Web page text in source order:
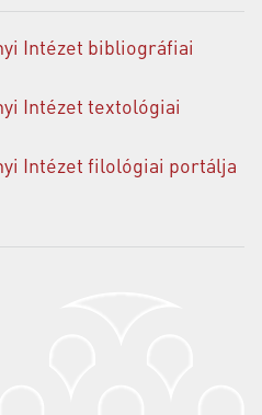
Intézet bibliográfiai
Intézet textológiai
Intézet filológiai portálja